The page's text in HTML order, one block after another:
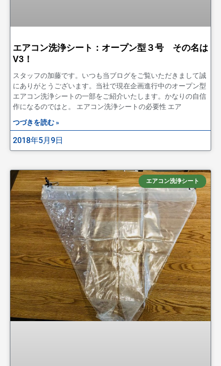
エアコン洗浄シート：オープン型３号 その名は
V3！
スタッフの加藤です。いつも当ブログをご覧いただきまして誠
にありがとうございます。当社で現在企画進行中のオープン型
エアコン洗浄シートの一部をご紹介いたします。かなりの自信
作になるのではと。 エアコン洗浄シートの必要性 エア
つづきを読む »
2018年5月9日
エアコン洗浄シート